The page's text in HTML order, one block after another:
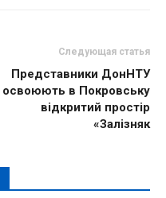
Следующая статья
Представники ДонНТУ
освоюють в Покровську
відкритий простір
«Залізняк